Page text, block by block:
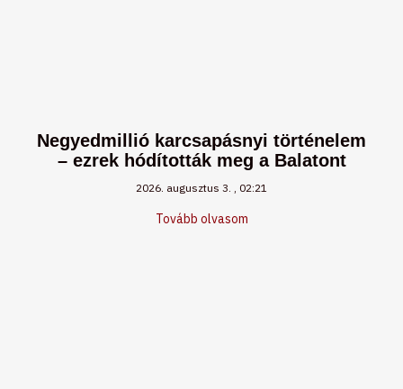
Negyedmillió karcsapásnyi történelem
– ezrek hódították meg a Balatont
2026. augusztus 3. 02:21
Tovább olvasom